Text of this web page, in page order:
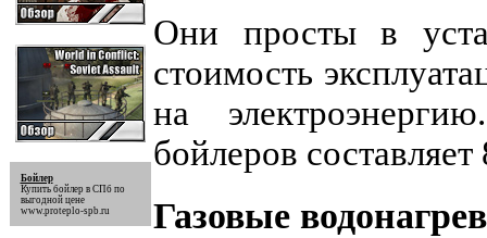
Бойлер
Купить бойлерв СПб по
выгодной цене
www.proteplo-spb.ru
Они просты в
стоимость
на
бойлеров составляет
Газовые